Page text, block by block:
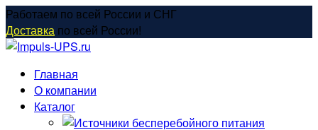
Перейти
к
содержанию
Работаем по всей России и СНГ
Доставка по всей России!
Главная
О компании
Каталог